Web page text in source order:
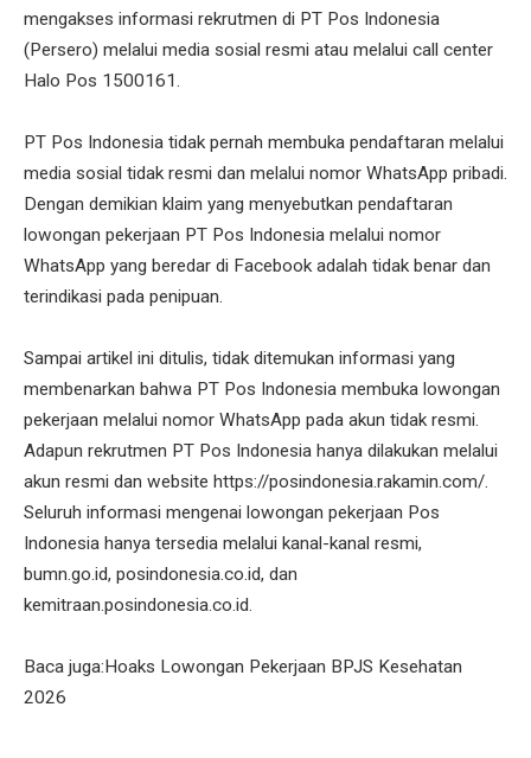
mengakses informasi rekrutmen di PT Pos Indonesia
(Persero) melalui media sosial resmi atau melalui call center
Halo Pos 1500161.
PT Pos Indonesia tidak pernah membuka pendaftaran melalui
media sosial tidak resmi dan melalui nomor WhatsApp pribadi.
Dengan demikian klaim yang menyebutkan pendaftaran
lowongan pekerjaan PT Pos Indonesia melalui nomor
WhatsApp yang beredar di Facebook adalah tidak benar dan
terindikasi pada penipuan.
Sampai artikel ini ditulis, tidak ditemukan informasi yang
membenarkan bahwa PT Pos Indonesia membuka lowongan
pekerjaan melalui nomor WhatsApp pada akun tidak resmi.
Adapun rekrutmen PT Pos Indonesia hanya dilakukan melalui
akun resmi dan website https://posindonesia.rakamin.com/.
Seluruh informasi mengenai lowongan pekerjaan Pos
Indonesia hanya tersedia melalui kanal-kanal resmi,
bumn.go.id, posindonesia.co.id, dan
kemitraan.posindonesia.co.id.
Baca juga:Hoaks Lowongan Pekerjaan BPJS Kesehatan
2026